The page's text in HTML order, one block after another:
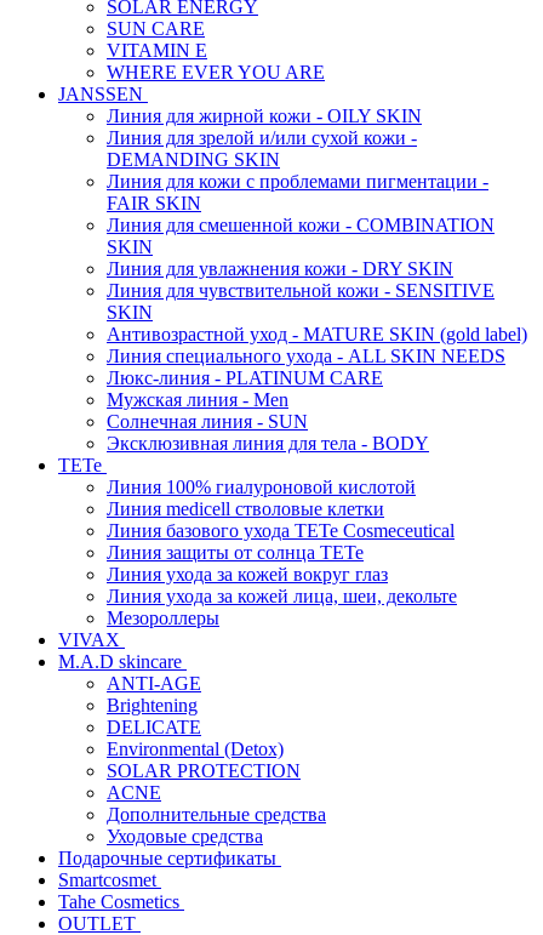
SOLAR ENERGY
SUN CARE
VITAMIN E
WHERE EVER YOU ARE
JANSSEN
Линия для жирной кожи - OILY SKIN
Линия для зрелой и/или сухой кожи -
DEMANDING SKIN
Линия для кожи с проблемами пигментации -
FAIR SKIN
Линия для смешенной кожи - COMBINATION
SKIN
Линия для увлажнения кожи - DRY SKIN
Линия для чувствительной кожи - SENSITIVE
SKIN
Антивозрастной уход - MATURE SKIN (gold label)
Линия специального ухода - ALL SKIN NEEDS
Люкс-линия - PLATINUM CARE
Мужская линия - Men
Солнечная линия - SUN
Эксклюзивная линия для тела - BODY
TETe
Линия 100% гиалуроновой кислотой
Линия medicell стволовые клетки
Линия базового ухода TETe Cosmeceutical
Линия защиты от солнца TETe
Линия ухода за кожей вокруг глаз
Линия ухода за кожей лица, шеи, декольте
Мезороллеры
VIVAX
M.A.D skincare
ANTI-AGE
Brightening
DELICATE
Environmental (Detox)
SOLAR PROTECTION
АCNE
Дополнительные средства
Уходовые средства
Подарочные сертификаты
Smartcosmet
Tahe Cosmetics
OUTLET